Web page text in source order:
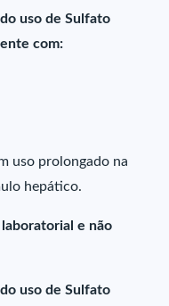
uso de Sulfato
com:
uso prolongado na
hepático.
e não
uso de Sulfato